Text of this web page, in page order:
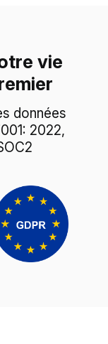
vie
données
2022,